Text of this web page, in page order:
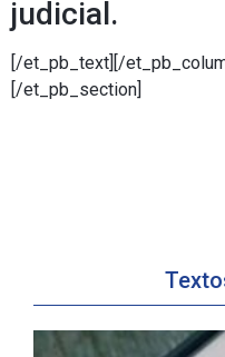
judicial.
[/et_pb_text][/
[/et_pb_section]